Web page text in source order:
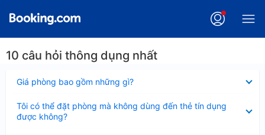
10 câu hỏi thông dụng nhất
Giá phòng bao gồm những gì?
thu
Tôi có thể đặt phòng mà không dùng đến thẻ tín dụng
được không?
thu
gọn